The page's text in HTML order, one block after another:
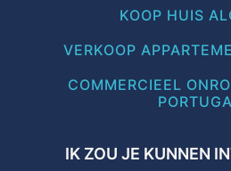
KOOP HUIS
VERKOOP
COMMERCIEEL
IK ZOU JE KUNNEN